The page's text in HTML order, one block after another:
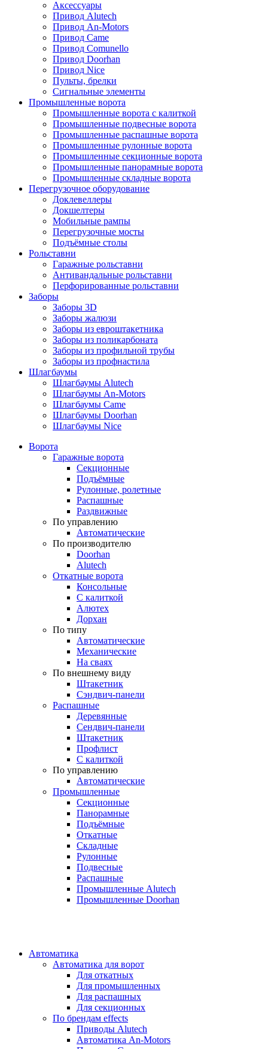
Аксессуары
Привод Alutech
Привод An-Motors
Привод Came
Привод Comunello
Привод Doorhan
Привод Nice
Пульты, брелки
Сигнальные элементы
Промышленные ворота
Промышленные ворота с калиткой
Промышленные подвесные ворота
Промышленные распашные ворота
Промышленные рулонные ворота
Промышленные секционные ворота
Промышленные панорамные ворота
Промышленные складные ворота
Перегрузочное оборудование
Доклевеллеры
Докшелтеры
Мобильные рампы
Перегрузочные мосты
Подъёмные столы
Рольставни
Гаражные рольставни
Антивандальные рольставни
Перфорированные рольставни
Заборы
Заборы 3D
Заборы жалюзи
Заборы из евроштакетника
Заборы из поликарбоната
Заборы из профильной трубы
Заборы из профнастила
Шлагбаумы
Шлагбаумы Alutech
Шлагбаумы An-Motors
Шлагбаумы Came
Шлагбаумы Doorhan
Шлагбаумы Nice
Ворота
Гаражные ворота
Секционные
Подъёмные
Рулонные, ролетные
Распашные
Раздвижные
По управлению
Автоматические
По производителю
Doorhan
Alutech
Откатные ворота
Консольные
С калиткой
Алютех
Дорхан
По типу
Автоматические
Механические
На сваях
По внешнему виду
Штакетник
Сэндвич-панели
Распашные
Деревянные
Сендвич-панели
Штакетник
Профлист
С калиткой
По управлению
Автоматические
Промышленные
Секционные
Панорамные
Подъёмные
Откатные
Складные
Рулонные
Подвесные
Распашные
Промышленные Alutech
Промышленные Doorhan
Автоматика
Автоматика для ворот
Для откатных
Для промышленных
Для распашных
Для секционных
По брендам effects
Приводы Alutech
Автоматика An-Motors